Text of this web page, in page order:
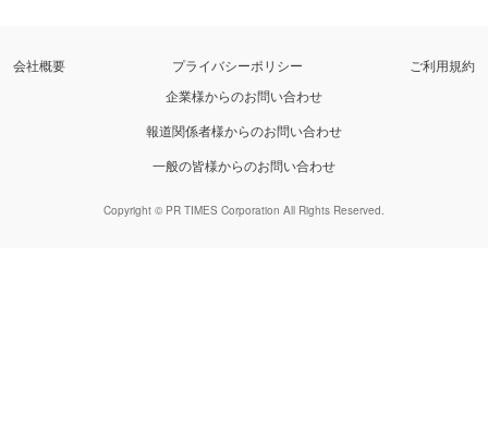
会社概要 プライバシーポリシー
ご利用規約
企業様からのお問い合わせ
報道関係者様からのお問い合わせ
一般の皆様からのお問い合わせ
Copyright © PR TIMES Corporation All Rights Reserved.